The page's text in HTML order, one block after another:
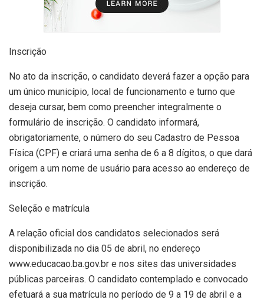
Inscrição
No ato da inscrição, o candidato deverá fazer a opção para
um único município, local de funcionamento e turno que
deseja cursar, bem como preencher integralmente o
formulário de inscrição. O candidato informará,
obrigatoriamente, o número do seu Cadastro de Pessoa
Física (CPF) e criará uma senha de 6 a 8 dígitos, o que dará
origem a um nome de usuário para acesso ao endereço de
inscrição.
Seleção e matrícula
A relação oficial dos candidatos selecionados será
disponibilizada no dia 05 de abril, no endereço
www.educacao.ba.gov.br e nos sites das universidades
públicas parceiras. O candidato contemplado e convocado
efetuará a sua matrícula no período de 9 a 19 de abril e a